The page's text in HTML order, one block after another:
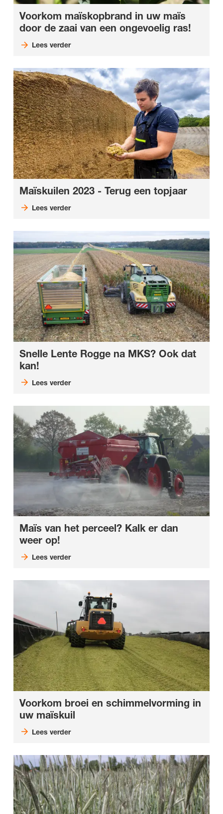
Voorkom maïskopbrand in uw maïs
door de zaai van een ongevoelig ras!
Lees verder
Maïskuilen 2023 - Terug een topjaar
Lees verder
Snelle Lente Rogge na MKS? Ook dat
kan!
Lees verder
Maïs van het perceel? Kalk er dan
weer op!
Lees verder
Voorkom broei en schimmelvorming in
uw maïskuil
Lees verder